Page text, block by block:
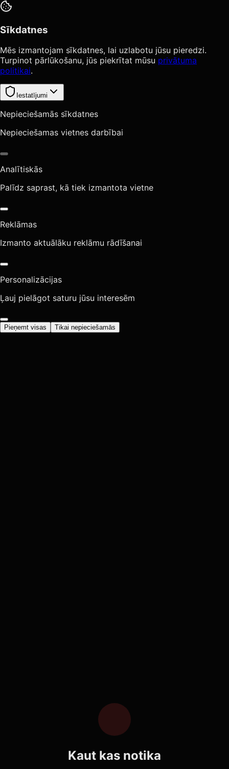
Sīkdatnes
Mēs izmantojam sīkdatnes, lai uzlabotu jūsu pieredzi.
Turpinot pārlūkošanu, jūs piekrītat mūsu privātuma
politikai.
Iestatījumi
Nepieciešamās sīkdatnes
Nepieciešamas vietnes darbībai
Analītiskās
Palīdz saprast, kā tiek izmantota vietne
Reklāmas
Izmanto aktuālāku reklāmu rādīšanai
Personalizācijas
Ļauj pielāgot saturu jūsu interesēm
Pieņemt visas Tikai nepieciešamās
Kaut kas notika